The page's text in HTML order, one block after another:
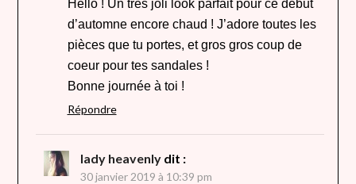
Hello ! Un très joli look parfait pour ce début
d’automne encore chaud ! J’adore toutes les
pièces que tu portes, et gros gros coup de
coeur pour tes sandales !
Bonne journée à toi !
Répondre
lady heavenly dit :
30 janvier 2019 à 10:39 pm